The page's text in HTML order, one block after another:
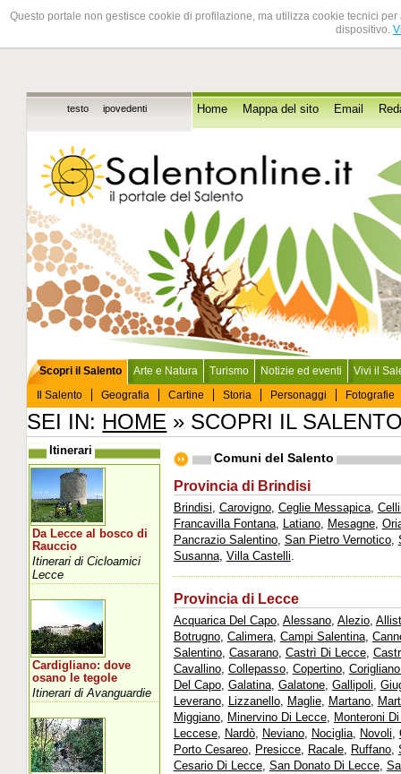
Questo portale non gestisce cookie di profilazione, ma utilizza cookie tecnici
dispositivo.
testo ipovedenti Home Mappa del sito Email
Scopri il Salento
Il Salento
Geografia Cartine Storia Personaggi Fotografie
Arte e Natura Turismo Notizie ed eventi Vivi il
SEI IN: HOME » SCOPRI IL
Comuni del Salento
Provincia di Brindisi
Brindisi Carovigno, Ceglie Messapica,
Francavilla Fontana, Latiano, Mesagne,
Pancrazio Salentino, San Pietro Vernotico,
Susanna, Villa Castelli
Provincia di Lecce
Acquarica Del Capo, Alessano, Alezio,
Botrugno, Calimera, Campi Salentina,
Salentino, Casarano, Castrì Di Lecce,
Cavallino, Collepasso, Copertino,
Del Capo, Galatina, Galatone, Gallipoli,
Leverano, Lizzanello, Maglie, Martano,
Miggiano, Minervino Di Lecce, Monteroni
Leccese, Nardò, Neviano, Nociglia, Novoli,
Porto Cesareo, Presicce, Racale, Ruffano,
Cesario Di Lecce, San Donato Di Lecce,
Itinerari
Da Lecce al bosco di
Rauccio
Itinerari di Cicloamici
Lecce
Cardigliano: dove
osano le tegole
Itinerari di Avanguardie